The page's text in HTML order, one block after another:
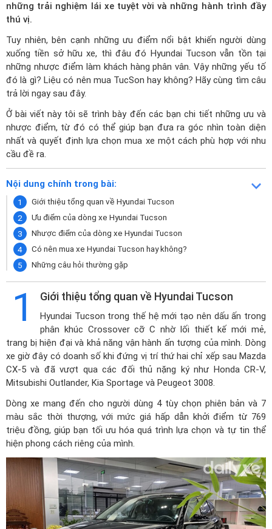
những trải nghiệm lái xe tuyệt vời và những hành trình đầy
thú vị.
Tuy nhiên, bên cạnh những ưu điểm nổi bật khiến người dùng
xuống tiền sở hữu xe, thì đâu đó Hyundai Tucson vẫn tồn tại
những nhược điểm làm khách hàng phân vân. Vậy những yếu tố
đó là gì? Liệu có nên mua TucSon hay không? Hãy cùng tìm câu
trả lời ngay sau đây.
Ở bài viết này tôi sẽ trình bày đến các bạn chi tiết những ưu và
nhược điểm, từ đó có thể giúp bạn đưa ra góc nhìn toàn diện
nhất và quyết định lựa chọn mua xe một cách phù hợp với nhu
cầu đề ra.
Nội dung chính trong bài:
Giới thiệu tổng quan về Hyundai Tucson
Ưu điểm của dòng xe Hyundai Tucson
Nhược điểm của dòng xe Hyundai Tucson
Có nên mua xe Hyundai Tucson hay không?
Những câu hỏi thường gặp
1 Giới thiệu tổng quan về Hyundai Tucson
Hyundai Tucson trong thế hệ mới tạo nên dấu ấn trong
phân khúc Crossover cỡ C nhờ lối thiết kế mới mẻ,
trang bị hiện đại và khả năng vận hành ấn tượng của mình. Dòng
xe giờ đây có doanh số khi đứng vị trí thứ hai chỉ xếp sau Mazda
CX-5 và đã vượt qua các đối thủ nặng ký như Honda CR-V,
Mitsubishi Outlander, Kia Sportage và Peugeot 3008.
Dòng xe mang đến cho người dùng 4 tùy chọn phiên bản và 7
màu sắc thời thượng, với mức giá hấp dẫn khởi điểm từ 769
triệu đồng, giúp bạn tối ưu hóa quá trình lựa chọn và tự tin thể
hiện phong cách riêng của mình.